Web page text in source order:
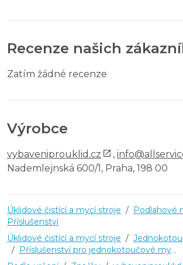
Recenze našich
Zatím žádné recenze
Výrobce
vybaveniprouklid.cz ,
Nademlejnská 600/1, Praha, 198 00
Úklidové čistící a mycí stroje / Podlahové
Příslušenství
Úklidové čistící a mycí stroje /
/
Příslušenství pro jednokotoučové mycí stroje